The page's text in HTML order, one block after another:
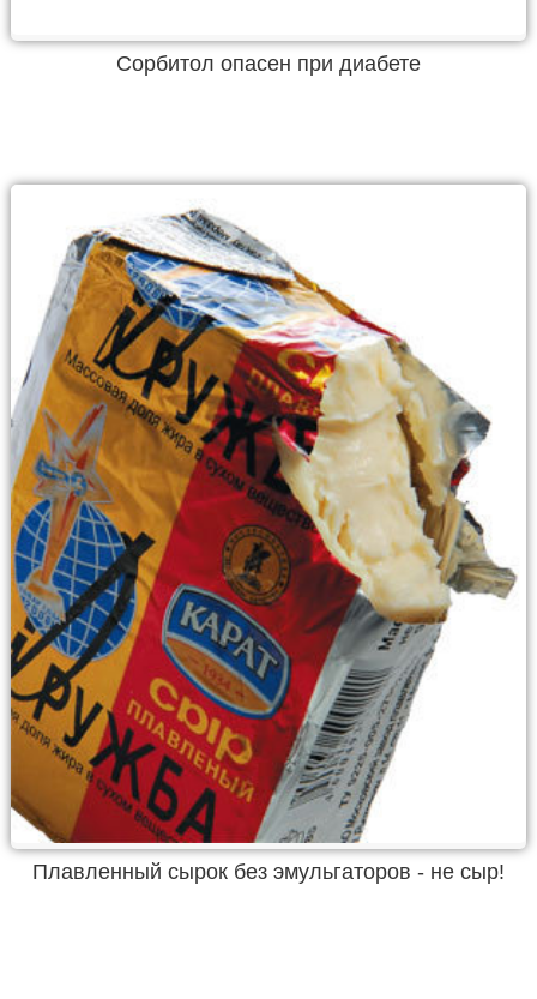
Сорбитол опасен при диабете
Плавленный сырок без эмульгаторов - не сыр!